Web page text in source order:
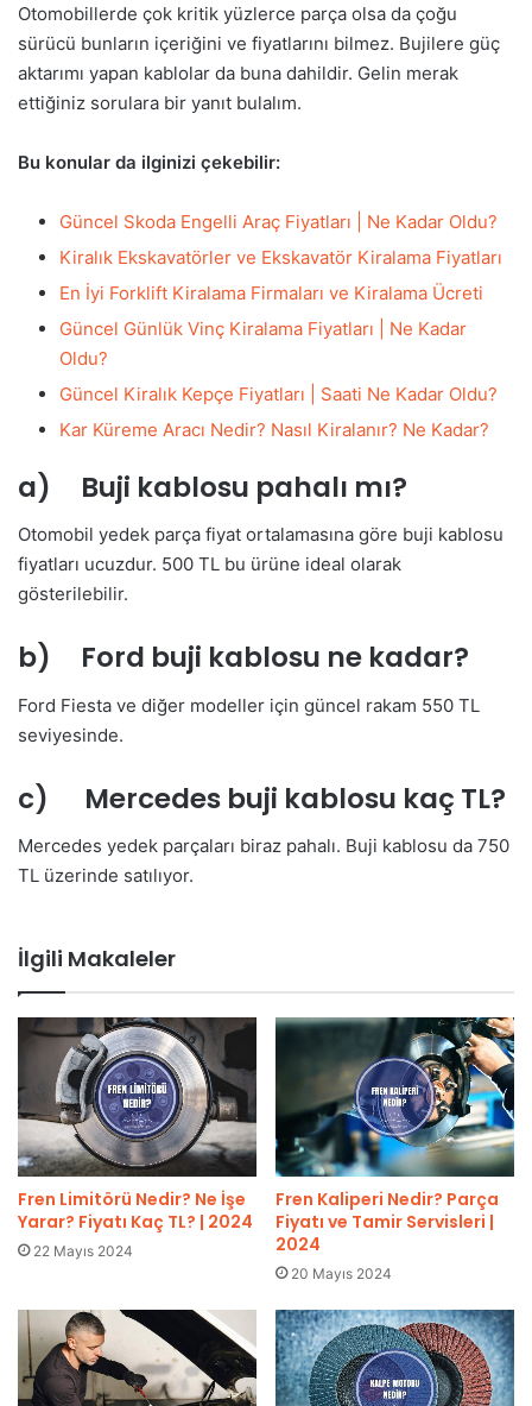
Otomobillerde çok kritik yüzlerce parça olsa da çoğu
sürücü bunların içeriğini ve fiyatlarını bilmez. Bujilere güç
aktarımı yapan kablolar da buna dahildir. Gelin merak
ettiğiniz sorulara bir yanıt bulalım.
Bu konular da ilginizi çekebilir:
Güncel Skoda Engelli Araç Fiyatları | Ne Kadar Oldu?
Kiralık Ekskavatörler ve Ekskavatör Kiralama Fiyatları
En İyi Forklift Kiralama Firmaları ve Kiralama Ücreti
Güncel Günlük Vinç Kiralama Fiyatları | Ne Kadar
Oldu?
Güncel Kiralık Kepçe Fiyatları | Saati Ne Kadar Oldu?
Kar Küreme Aracı Nedir? Nasıl Kiralanır? Ne Kadar?
a) Buji kablosu pahalı mı?
Otomobil yedek parça fiyat ortalamasına göre buji kablosu
fiyatları ucuzdur. 500 TL bu ürüne ideal olarak
gösterilebilir.
b) Ford buji kablosu ne kadar?
Ford Fiesta ve diğer modeller için güncel rakam 550 TL
seviyesinde.
c) Mercedes buji kablosu kaç TL?
Mercedes yedek parçaları biraz pahalı. Buji kablosu da 750
TL üzerinde satılıyor.
İlgili Makaleler
Fren Limitörü Nedir? Ne İşe
Yarar? Fiyatı Kaç TL? | 2024
22 Mayıs 2024
Fren Kaliperi Nedir? Parça
Fiyatı ve Tamir Servisleri |
2024
20 Mayıs 2024